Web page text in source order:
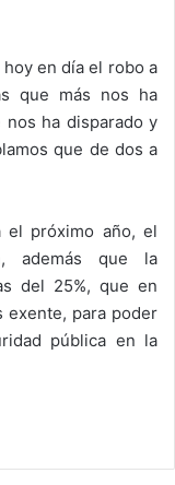
en día el robo a
que más nos ha
nos ha disparado y
que de dos a
el próximo año, el
además que la
del 25%, que en
exente, para poder
pública en la